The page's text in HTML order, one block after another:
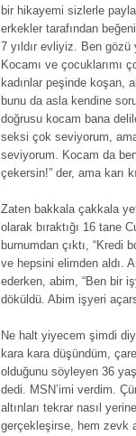
bir hikayemi sizlerle
erkekler tarafından
7 yıldır evliyiz. Ben
Kocamı ve çocuklarımı
kadınlar peşinde koşan,
bunu da asla kendine
doğrusu kocam bana
seksi çok seviyorum,
seviyorum. Kocam da
çekersin!” der, ama karı
Zaten bakkala çakkala
olarak bıraktığı 16 tane
burnumdan çıktı, “Kredi
ve hepsini elimden aldı.
ederken, abim, “Ben bir
döküldü. Abim işyeri
Ne halt yiyecem şimdi
kara kara düşündüm,
olduğunu söyleyen 36
dedi. MSN’imi verdim.
altınları tekrar nasıl
gerçekleşirse, hem zevk